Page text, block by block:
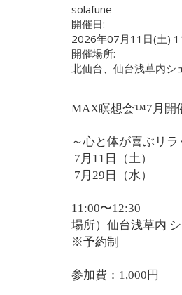
solafune
開催日:
2026年07月11日(土)
開催場所:
北仙台、仙台浅草内シ
MAX瞑想会™7月開
～心と体が喜ぶリ
7月11日（土）
7月29日（水）
11:00〜12:30
場所）仙台浅草内
※予約制
参加費：1,000円